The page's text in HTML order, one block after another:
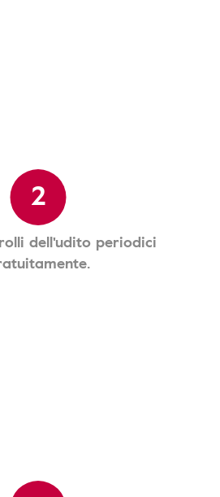
2
dell'udito periodici